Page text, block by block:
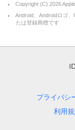
Copyright (C) 2026
Android、Androidロゴ
たは登録商標です
プライバシ
利用